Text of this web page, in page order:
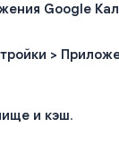
Google
>
и кэш.